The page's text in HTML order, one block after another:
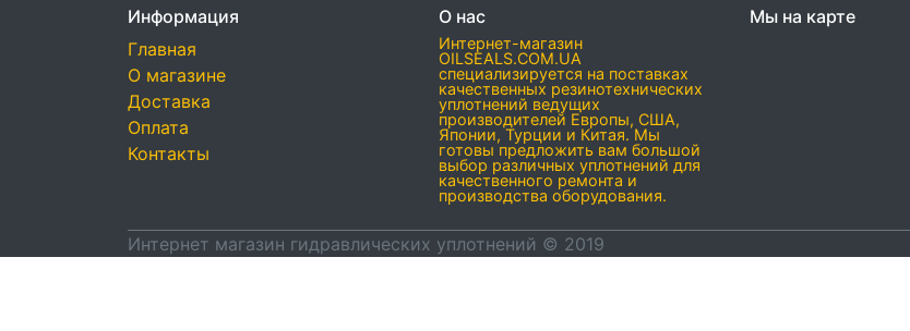
Информация
Главная
О магазине
Доставка
Оплата
Контакты
О нас
Интернет-магазин
OILSEALS.COM.UA
специализируется на поставках
качественных резинотехнических
уплотнений ведущих
производителей Европы, США,
Японии, Турции и Китая. Мы
готовы предложить вам большой
выбор различных уплотнений для
качественного ремонта и
производства оборудования.
Мы на карте
Интернет магазин гидравлических уплотнений © 2019